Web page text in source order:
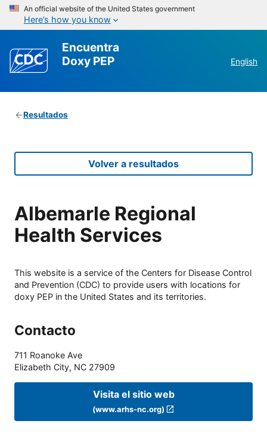
An official website of the United States government
Here’s how you know
Encuentra
Doxy PEP
English
Resultados
Volver a resultados
Albemarle Regional
Health Services
This website is a service of the Centers for Disease Control
and Prevention (CDC) to provide users with locations for
doxy PEP in the United States and its territories.
Contacto
711 Roanoke Ave
Elizabeth City, NC 27909
Visita el sitio web
(www.arhs-nc.org)